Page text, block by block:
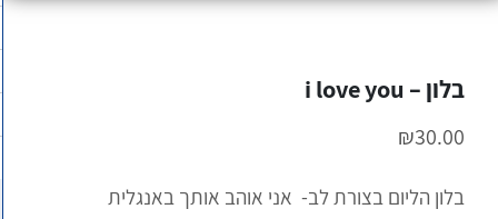
בלון – i love you
₪30.00
בלון הליום בצורת לב- אני אוהב אותך באנגלית